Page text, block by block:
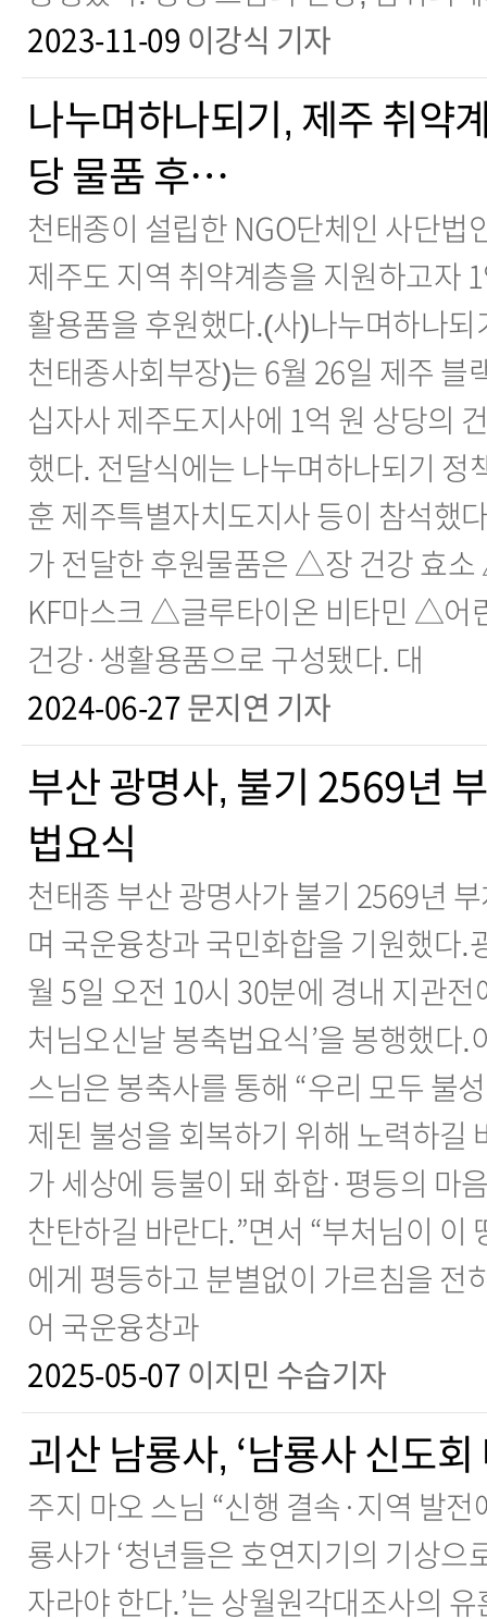
2023-11-09 이강식 기자
나누며하나되기, 제주 취약
당 물품 후…
천태종이 설립한 NGO단체인 사단법
제주도 지역 취약계층을 지원하고자
활용품을 후원했다.(사)나누며하나되
천태종사회부장)는 6월 26일 제주 블
십자사 제주도지사에 1억 원 상당의
했다. 전달식에는 나누며하나되기 정
훈 제주특별자치도지사 등이 참석했
가 전달한 후원물품은 △장 건강 효
KF마스크 △글루타이온 비타민 △어
건강·생활용품으로 구성됐다. 대
2024-06-27 문지연 기자
부산 광명사, 불기 2569년
법요식
천태종 부산 광명사가 불기 2569년
며 국운융창과 국민화합을 기원했다.
월 5일 오전 10시 30분에 경내 지관전
처님오신날 봉축법요식’을 봉행했다.
스님은 봉축사를 통해 “우리 모두 불
제된 불성을 회복하기 위해 노력하길
가 세상에 등불이 돼 화합·평등의 마
찬탄하길 바란다.”면서 “부처님이 이
에게 평등하고 분별없이 가르침을 전
어 국운융창과
2025-05-07 이지민 수습기자
괴산 남룡사, ‘남룡사 신도회
주지 마오 스님 “신행 결속·지역 발전
룡사가 ‘청년들은 호연지기의 기상으
자라야 한다.’는 상월원각대조사의